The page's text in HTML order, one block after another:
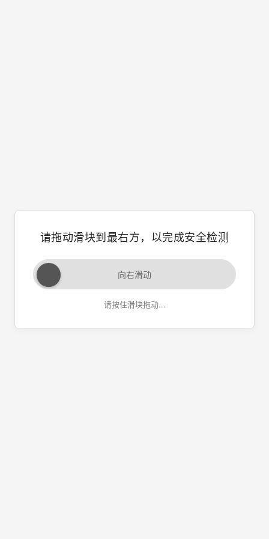
请拖动滑块到最右方，以完成安全检测
向右滑动
请按住滑块拖动...